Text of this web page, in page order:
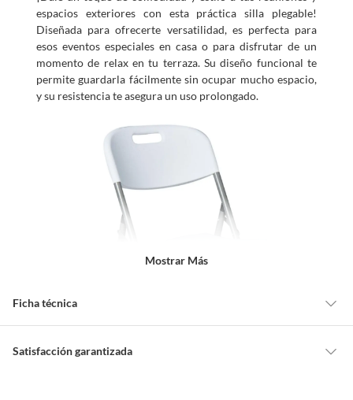
espacios exteriores con esta práctica silla plegable!
Diseñada para ofrecerte versatilidad, es perfecta para
esos eventos especiales en casa o para disfrutar de un
momento de relax en tu terraza. Su diseño funcional te
permite guardarla fácilmente sin ocupar mucho espacio,
y su resistencia te asegura un uso prolongado.
Mostrar Más
Ficha técnica
Alto
Satisfacción garantizada